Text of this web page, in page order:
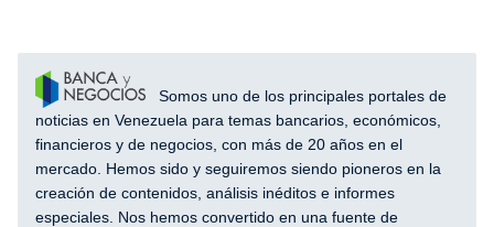
Somos uno de los principales portales de
noticias en Venezuela para temas bancarios, económicos,
financieros y de negocios, con más de 20 años en el
mercado. Hemos sido y seguiremos siendo pioneros en la
creación de contenidos, análisis inéditos e informes
especiales. Nos hemos convertido en una fuente de